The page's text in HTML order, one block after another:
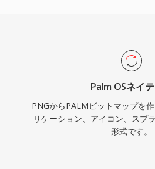
Palm OSネイ
PNGからPALMビットマップを
リケーション、アイコン、スプ
形式です。